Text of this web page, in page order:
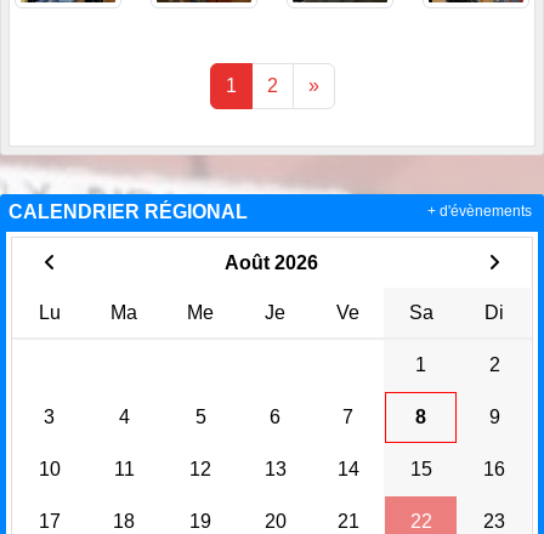
1 2 »
CALENDRIER RÉGIONAL
Août 2026
Lu Ma Me Je Ve Sa Di
1 2
3 4 5 6 7 8 9
10 11 12 13 14 15 16
17 18 19 20 21 22 23
+ d'évènements